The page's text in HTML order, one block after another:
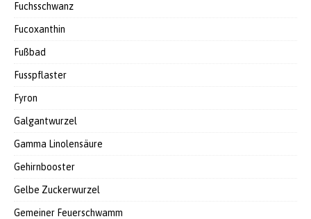
Fuchsschwanz
Fucoxanthin
Fußbad
Fusspflaster
Fyron
Galgantwurzel
Gamma Linolensäure
Gehirnbooster
Gelbe Zuckerwurzel
Gemeiner Feuerschwamm